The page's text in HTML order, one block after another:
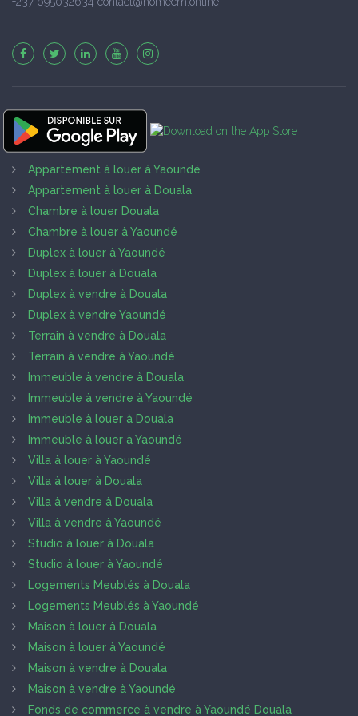
Appartement à louer à Yaoundé
Appartement à louer à Douala
Chambre à louer Douala
Chambre à louer à Yaoundé
Duplex à louer à Yaoundé
Duplex à louer à Douala
Duplex à vendre à Douala
Duplex à vendre Yaoundé
Terrain à vendre à Douala
Terrain à vendre à Yaoundé
Immeuble à vendre à Douala
Immeuble à vendre à Yaoundé
Immeuble à louer à Douala
Immeuble à louer à Yaoundé
Villa à louer à Yaoundé
Villa à louer à Douala
Villa à vendre à Douala
Villa à vendre à Yaoundé
Studio à louer à Douala
Studio à louer à Yaoundé
Logements Meublés à Douala
Logements Meublés à Yaoundé
Maison à louer à Douala
Maison à louer à Yaoundé
Maison à vendre à Douala
Maison à vendre à Yaoundé
Fonds de commerce à vendre à Yaoundé Douala